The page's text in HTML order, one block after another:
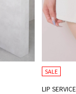
SALE
LIP SERVICE